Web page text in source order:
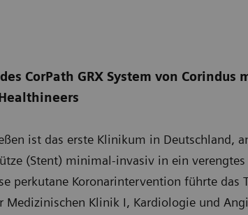
CorPath GRX System von
ist das erste Klinikum in Deutschland,
(Stent) minimal-invasiv in ein
perkutane Koronarintervention führte das
Medizinischen Klinik I, Kardiologie und